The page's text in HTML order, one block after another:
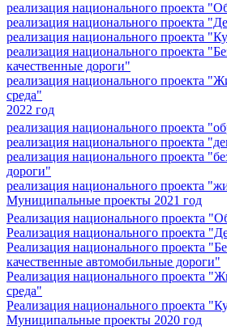
реализация национального проекта
реализация национального проекта
реализация национального проекта
реализация национального проекта
качественные дороги"
реализация национального проекта
среда"
2022 год
реализация национального проекта
реализация национального проекта
реализация национального проекта
дороги"
реализация национального проекта
Муниципальные проекты 2021 год
Реализация национального проекта
Реализация национального проекта
Реализация национального проекта
качественные автомобильные дороги"
Реализация национального проекта
среда"
Реализация национального проекта
Муниципальные проекты 2020 год